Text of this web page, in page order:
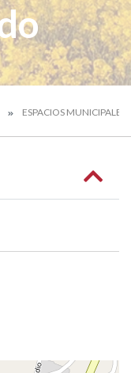
ESPACIOS MUNICIPALES